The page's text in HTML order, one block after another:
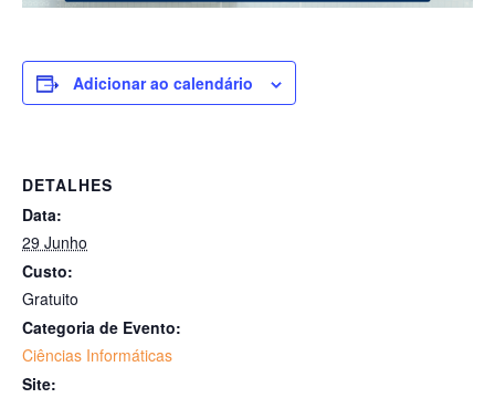
Adicionar ao calendário
DETALHES
Data:
29 Junho
Custo:
Gratuito
Categoria de Evento:
Ciências Informáticas
Site: